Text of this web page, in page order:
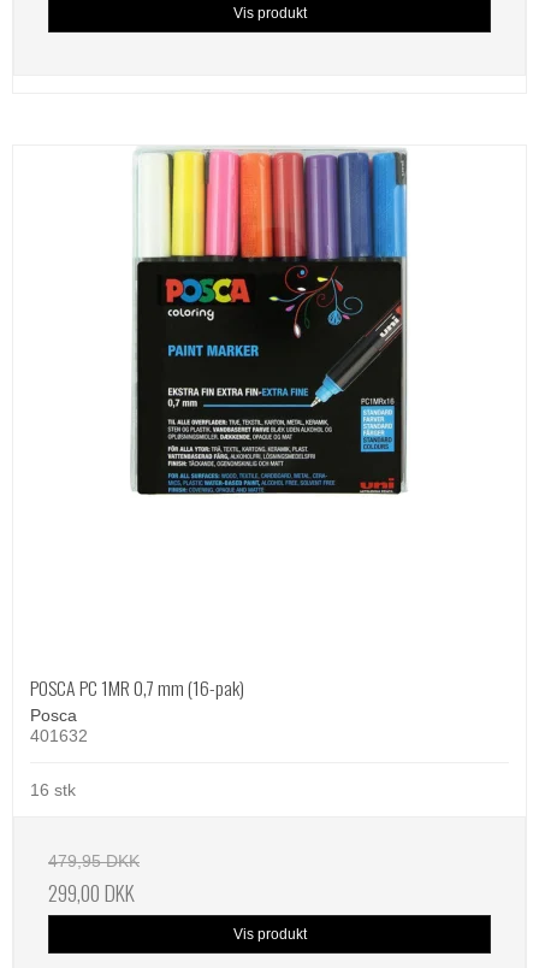
Vis produkt
POSCA PC 1MR 0,7 mm (16-pak)
Posca
401632
16 stk
479,95 DKK
299,00 DKK
Vis produkt